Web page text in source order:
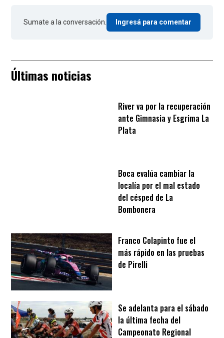
Sumate a la conversación. Ingresá para comentar
Últimas noticias
River va por la recuperación
ante Gimnasia y Esgrima La
Plata
Boca evalúa cambiar la
localía por el mal estado
del césped de La
Bombonera
Franco Colapinto fue el
más rápido en las pruebas
de Pirelli
Se adelanta para el sábado
la última fecha del
Campeonato Regional